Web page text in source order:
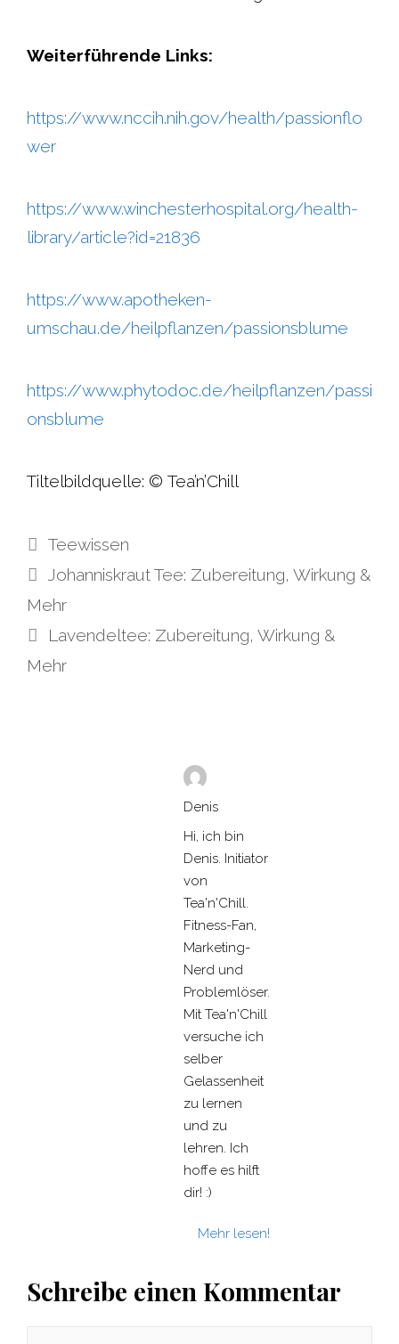
Weiterführende Links:
https://www.nccih.nih.gov/health/passionflo
wer
https://www.winchesterhospital.org/health-
library/article?id=21836
https://www.apotheken-
umschau.de/heilpflanzen/passionsblume
https://www.phytodoc.de/heilpflanzen/passi
onsblume
Tiltelbildquelle: © Tea’n’Chill
Kategorien
Teewissen
Johanniskraut Tee: Zubereitung, Wirkung &
Mehr
Lavendeltee: Zubereitung, Wirkung &
Mehr
Denis
Hi, ich bin
Denis. Initiator
von
Tea'n'Chill.
Fitness-Fan,
Marketing-
Nerd und
Problemlöser.
Mit Tea'n'Chill
versuche ich
selber
Gelassenheit
zu lernen
und zu
lehren. Ich
hoffe es hilft
dir! :)
Mehr lesen!
Schreibe einen Kommentar